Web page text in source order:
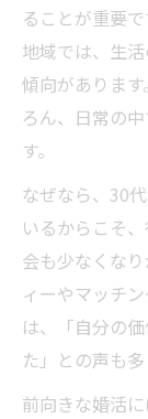
ることが重要
地域では、生
傾向がありま
ろん、日常の
す。
なぜなら、30
いるからこそ
会も少なくな
ィーやマッチ
は、「自分の
た」との声も多
前向きな婚活